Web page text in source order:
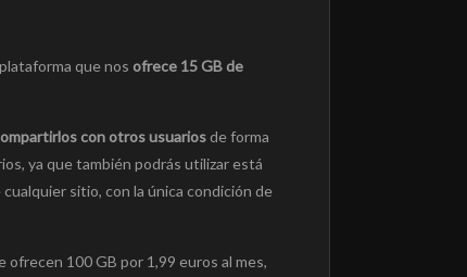
que nos ofrece 15 GB de
con otros usuariosde forma
ya que también podrás utilizar está
sitio, con la única condición de
100 GB por 1,99 euros al mes,